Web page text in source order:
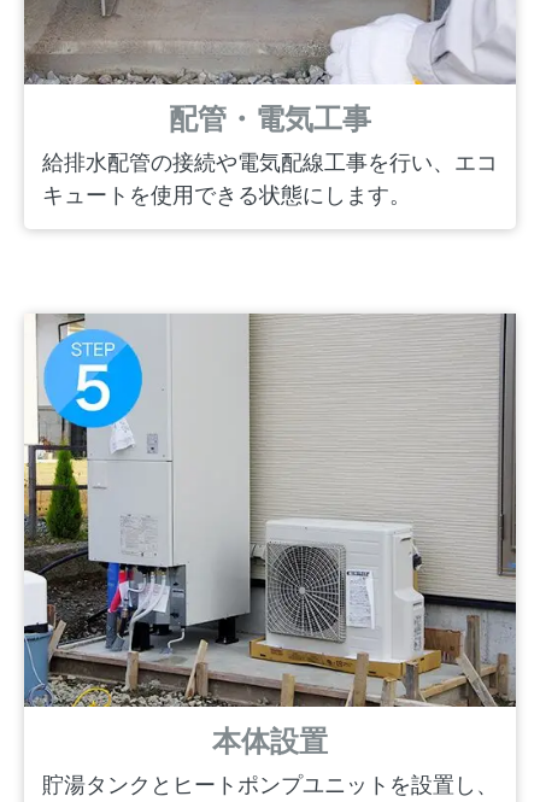
配管・電気工事
給排水配管の接続や電気配線工事を行い、エコ
キュートを使用できる状態にします。
本体設置
貯湯タンクとヒートポンプユニットを設置し、